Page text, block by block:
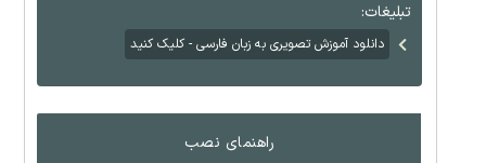
تبلیغات:
دانلود آموزش تصویری به زبان فارسی - کلیک کنید
راهنمای نصب